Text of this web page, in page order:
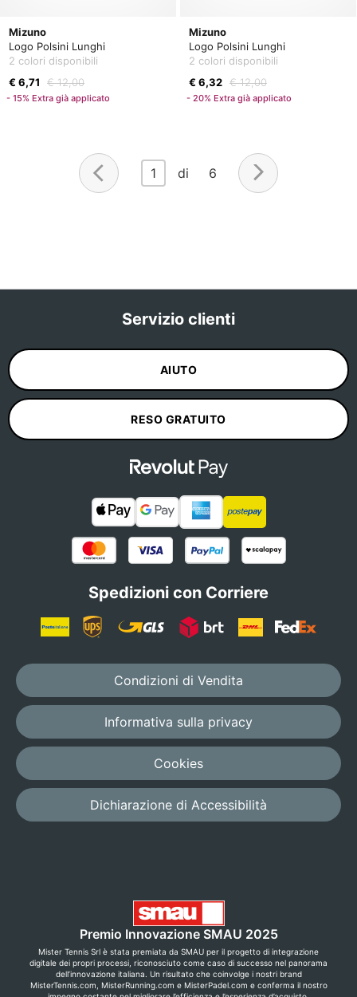
Mizuno
Logo Polsini Lunghi
2 colori disponibili
€ 6,71
€ 12,00
- 15% Extra già applicato
Mizuno
Logo Polsini Lunghi
2 colori disponibili
€ 6,32 € 12,00
- 20% Extra già applicato
1 di 6
Servizio clienti
AIUTO
RESO GRATUITO
Spedizioni con Corriere
Condizioni di Vendita
Informativa sulla privacy
Cookies
Dichiarazione di Accessibilità
Premio Innovazione SMAU 2025
Mister Tennis Srl è stata premiata da SMAU per il progetto di integrazione
digitale dei propri processi, riconosciuto come caso di successo nel panorama
dell’innovazione italiana. Un risultato che coinvolge i nostri brand
MisterTennis.com, MisterRunning.com e MisterPadel.com e conferma il nostro